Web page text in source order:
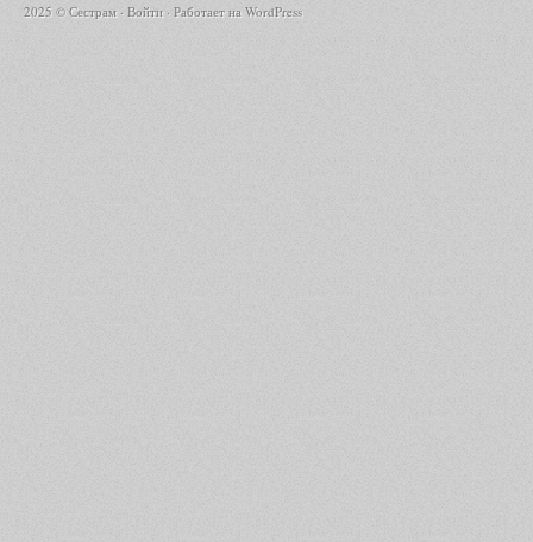
2025 © Сестрам · Войти · Работает на WordPress